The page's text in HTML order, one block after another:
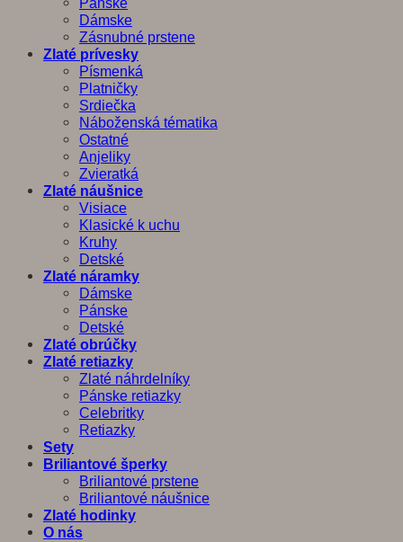
Dámske
Zásnubné prstene
Zlaté prívesky
Písmenká
Platničky
Srdiečka
Náboženská tématika
Ostatné
Anjeliky
Zvieratká
Zlaté náušnice
Visiace
Klasické k uchu
Kruhy
Detské
Zlaté náramky
Dámske
Pánske
Detské
Zlaté obrúčky
Zlaté retiazky
Zlaté náhrdelníky
Pánske retiazky
Celebritky
Retiazky
Sety
Briliantové šperky
Briliantové prstene
Briliantové náušnice
Zlaté hodinky
O nás